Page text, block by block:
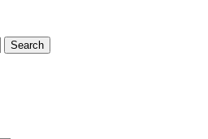
Search